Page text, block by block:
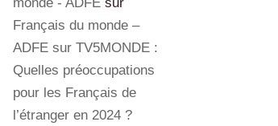
Français du monde –
ADFE sur TV5MONDE :
Quelles préoccupations
pour les Français de
l’étranger en 2024 ?